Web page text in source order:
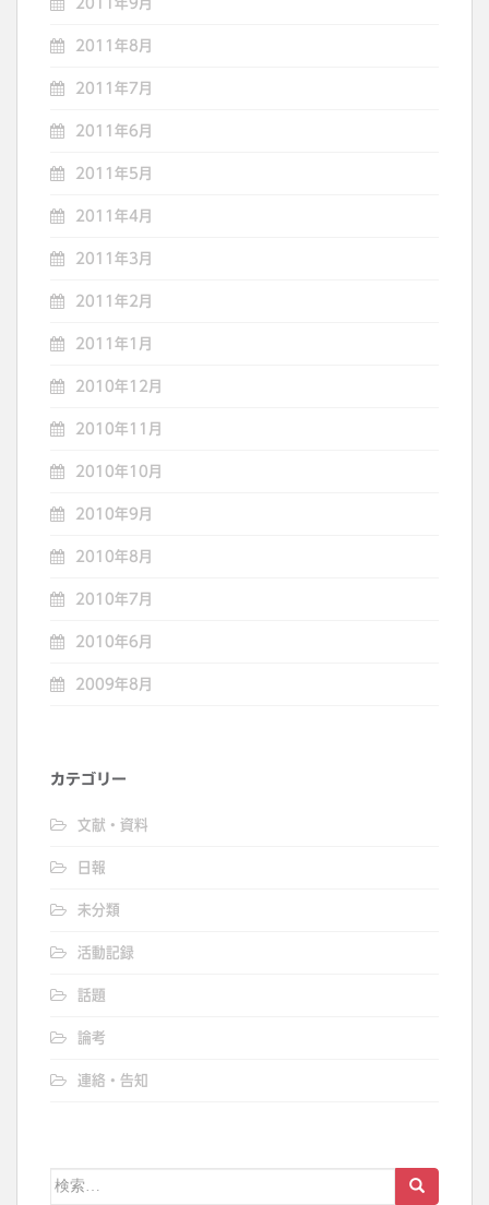
2011年8月
2011年7月
2011年6月
2011年5月
2011年4月
2011年3月
2011年2月
2011年1月
2010年12月
2010年11月
2010年10月
2010年9月
2010年8月
2010年7月
2010年6月
2009年8月
カテゴリー
文献・資料
日報
未分類
活動記録
話題
論考
連絡・告知
検